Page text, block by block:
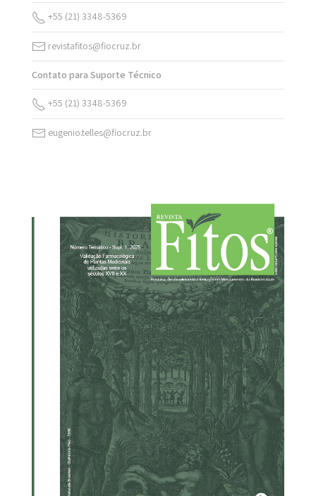
+55 (21) 3348-5369
revistafitos@fiocruz.br
Contato para Suporte Técnico
+55 (21) 3348-5369
eugenio.telles@fiocruz.br